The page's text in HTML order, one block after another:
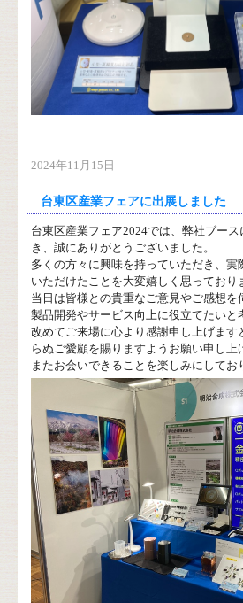
2024年11月15日
台東区産業フェアに出展しました
台東区産業フェア2024では、弊社ブー
き、誠にありがとうございました。
多くの方々に興味を持っていただき、実
いただけたことを大変嬉しく思っており
当日は皆様との貴重なご意見やご感想を
製品開発やサービス向上に役立てたいと
改めてご来場に心より感謝申し上げます
らぬご愛顧を賜りますようお願い申し上
またお会いできることを楽しみにしてお